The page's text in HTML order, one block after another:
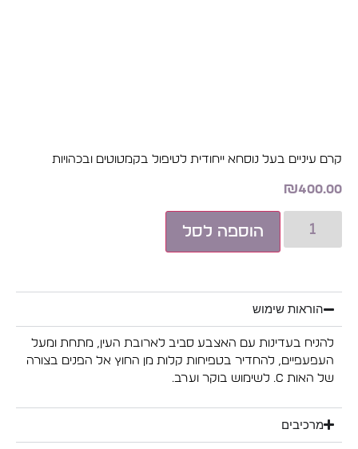
קרם עיניים בעל נוסחא ייחודית לטיפול בקמטוטים ובכהויות
₪400.00
הוספה לסל
הוראות שימוש
להניח בעדינות עם האצבע סביב לארובת העין, מתחת ומעל
העפעפיים, להחדיר בטפיחות קלות מן החוץ אל הפנים בצורה
של האות C. לשימוש בוקר וערב.
מרכיבים